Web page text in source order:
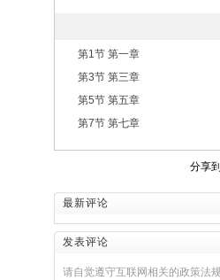
第1节 第一章
第3节 第三章
第5节 第五章
第7节 第七章
分享
最新评论
发表评论
请自觉遵守互联网相关的政策法